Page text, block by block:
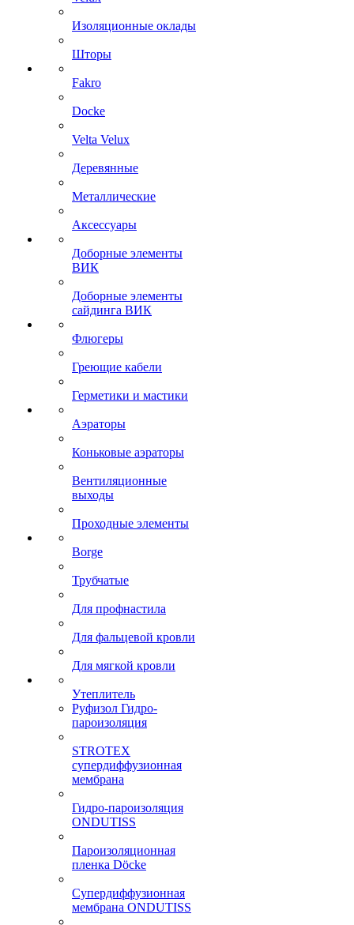
Изоляционные оклады
Шторы
Fakro
Docke
Velta Velux
Деревянные
Металлические
Аксессуары
Доборные элементы
ВИК
Доборные элементы
сайдинга ВИК
Флюгеры
Греющие кабели
Герметики и мастики
Аэраторы
Коньковые аэраторы
Вентиляционные
выходы
Проходные элементы
Borge
Трубчатые
Для профнастила
Для фальцевой кровли
Для мягкой кровли
Утеплитель
Руфизол Гидро-
пароизоляция
STROTEX
супердиффузионная
мембрана
Гидро-пароизоляция
ONDUTISS
Пароизоляционная
пленка Döcke
Супердиффузионная
мембрана ONDUTISS